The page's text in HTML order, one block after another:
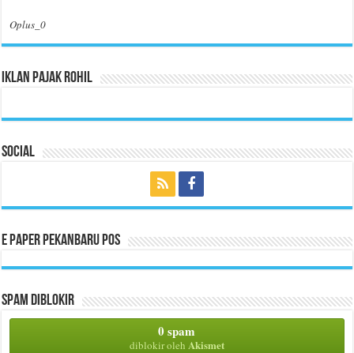
Oplus_0
Iklan Pajak Rohil
Social
E Paper Pekanbaru Pos
Spam Diblokir
0 spam
diblokir oleh Akismet